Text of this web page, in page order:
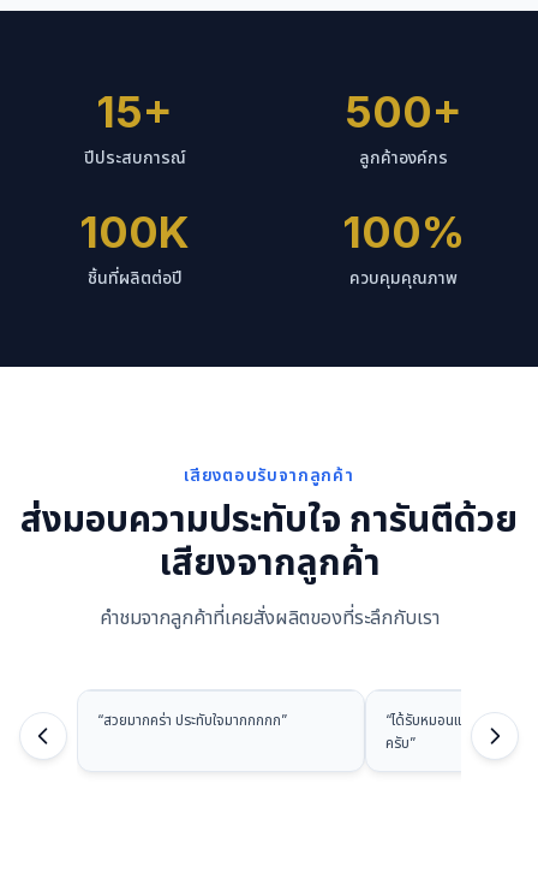
15+
ปีประสบการณ์
500+
ลูกค้าองค์กร
100K
ชิ้นที่ผลิตต่อปี
100%
ควบคุมคุณภาพ
เสียงตอบรับจากลูกค้า
ส่งมอบความประทับใจ การันตีด้วย
เสียงจากลูกค้า
คำชมจากลูกค้าที่เคยสั่งผลิตของที่ระลึกกับเรา
“สวยมากคร่า ประทับใจมากกกกก” “ได้รับหมอนแล้วนะครับ ส
ครับ”